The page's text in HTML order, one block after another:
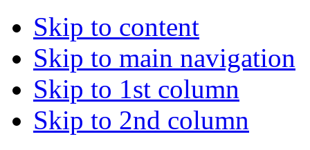
Skip to content
Skip to main navigation
Skip to 1st column
Skip to 2nd column